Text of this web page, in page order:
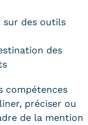
sur des outils
des
compétences
préciser ou
de la mention